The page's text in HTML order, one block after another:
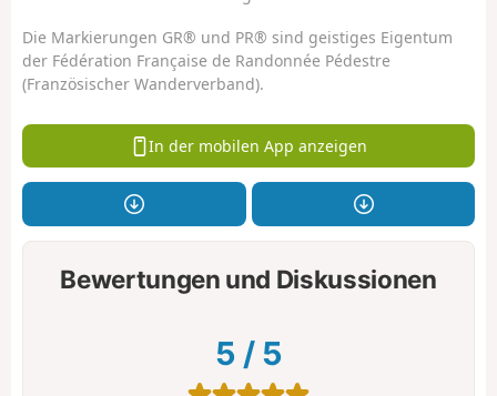
Die Markierungen GR® und PR® sind geistiges Eigentum
der Fédération Française de Randonnée Pédestre
(Französischer Wanderverband).
In der mobilen App anzeigen
Bewertungen und Diskussionen
5 / 5